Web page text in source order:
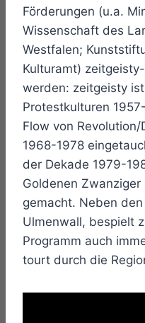
Förderungen (u.a.
Wissenschaft des
Westfalen;
Kulturamt)
werden: zeitgeisty
Protestkulturen
Flow von
1968-1978
der Dekade 1979-
Goldenen
gemacht. Neben
Ulmenwall, bespielt
Programm auch
tourt durch die